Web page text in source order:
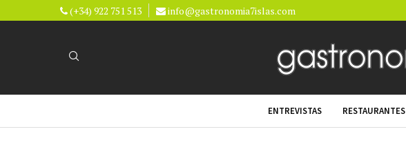
(+34) 922 751 513 info@gastronomia7islas.com
ENTREVISTAS RESTAURANTES